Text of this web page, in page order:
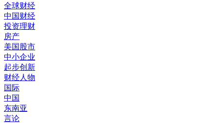
全球财经
中国财经
投资理财
房产
美国股市
中小企业
起步创新
财经人物
国际
中国
东南亚
言论